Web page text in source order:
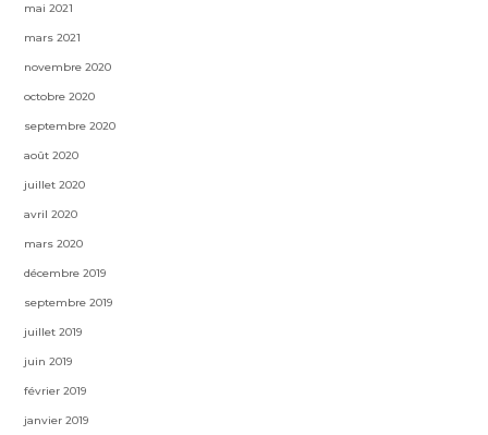
mai 2021
mars 2021
novembre 2020
octobre 2020
septembre 2020
août 2020
juillet 2020
avril 2020
mars 2020
décembre 2019
septembre 2019
juillet 2019
juin 2019
février 2019
janvier 2019